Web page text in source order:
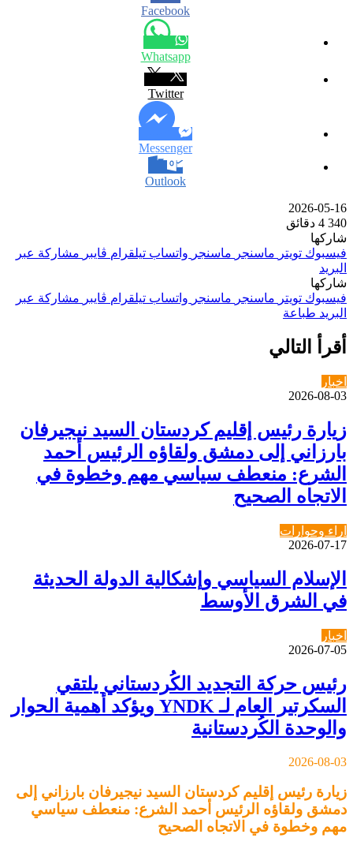
Facebook
Whatsapp
Twitter
Messenger
Outlook
2026-05-16
340 4 دقائق
شاركها
فيسبوك تويتر ماسنجر ماسنجر واتساب تيلقرام ڤايبر مشاركة عبر
البريد
شاركها
فيسبوك تويتر ماسنجر ماسنجر واتساب تيلقرام ڤايبر مشاركة عبر
البريد طباعة
أقرأ التالي
اخبار
2026-08-03
زيارة رئيس إقليم كردستان السيد نيجيرفان
بارزاني إلى دمشق ولقاؤه الرئيس أحمد
الشرع: منعطف سياسي مهم وخطوة في
الاتجاه الصحيح
اراء وحوارات
2026-07-17
الإسلام السياسي وإشكالية الدولة الحديثة
في الشرق الأوسط
اخبار
2026-07-05
رئيس حركة التجديد الكُردستاني يلتقي
السكرتير العام لـ YNDK ويؤكد أهمية الحوار
والوحدة الكُردستانية
2026-08-03
زيارة رئيس إقليم كردستان السيد نيجيرفان بارزاني إلى
دمشق ولقاؤه الرئيس أحمد الشرع: منعطف سياسي
مهم وخطوة في الاتجاه الصحيح